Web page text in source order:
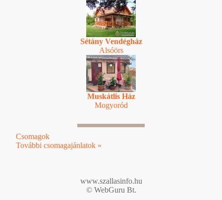
Sétány Vendégház
Alsóörs
Muskátlis Ház
Mogyoród
Csomagok
További csomagajánlatok »
www.szallasinfo.hu
© WebGuru Bt.